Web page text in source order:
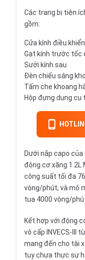
Các trang bị tiện
gồm:
Cửa kính điều
Gạt kính trước tốc
Sưởi kính sau
Đèn chiếu sáng
Tấm che khoang
Hộp đựng dụng cụ
Dưới nắp capo
động cơ xăng 1.2L
công suất tối đa
vòng/phút, và mô
tua 4000 vòng/
Kết hợp với động
vô cấp INVECS-III
mang đến cho tài
tuy chưa thực sự